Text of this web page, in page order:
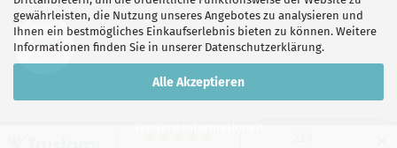
gewährleisten, die Nutzung unseres Angebotes zu analysieren und
Ihnen ein bestmögliches Einkaufserlebnis bieten zu können. Weitere
Informationen finden Sie in unserer Datenschutzerklärung.
Alle Akzeptieren